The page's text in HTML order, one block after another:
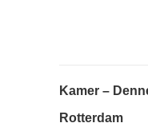
Kamer –
Rotterdam